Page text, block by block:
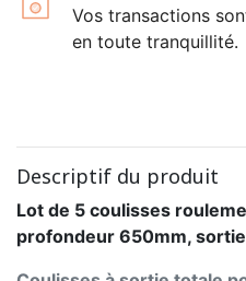
Vos transactions
en toute tranquillité.
Descriptif du produit
Lot de 5 coulisses
profondeur 650mm,